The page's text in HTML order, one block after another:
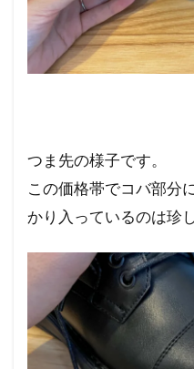
つま先の様子です。
この価格帯でコバ部分
かり入っているのは珍